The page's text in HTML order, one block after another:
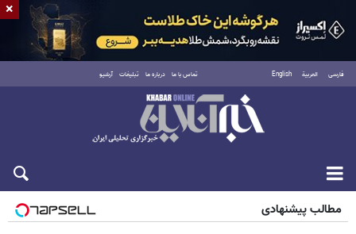
فارسی العربية English تماس با ما درباره ما تبلیغات آرشیو
پنجشنبه ۱۵ مرداد ۱۴۰۵
مطالب پیشنهادی
×